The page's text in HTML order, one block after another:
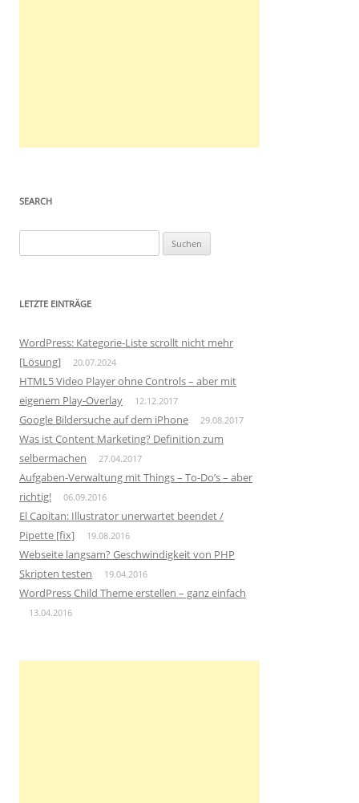
SEARCH
u
h
n
n
a
h
:
LETZTE EINTRÄGE
WordPress: Kategorie-Liste scrollt nicht mehr
[Lösung]
20.07.2024
HTML5 Video Player ohne Controls – aber mit
eigenem Play-Overlay
12.12.2017
Google Bildersuche auf dem iPhone 29.08.2017
Was ist Content Marketing? Definition zum
selbermachen
27.04.2017
Aufgaben-Verwaltung mit Things – To-Do’s – aber
richtig!
06.09.2016
El Capitan: Illustrator unerwartet beendet /
Pipette [fix]
19.08.2016
Webseite langsam? Geschwindigkeit von PHP
Skripten testen
19.04.2016
WordPress Child Theme erstellen – ganz einfach
13.04.2016